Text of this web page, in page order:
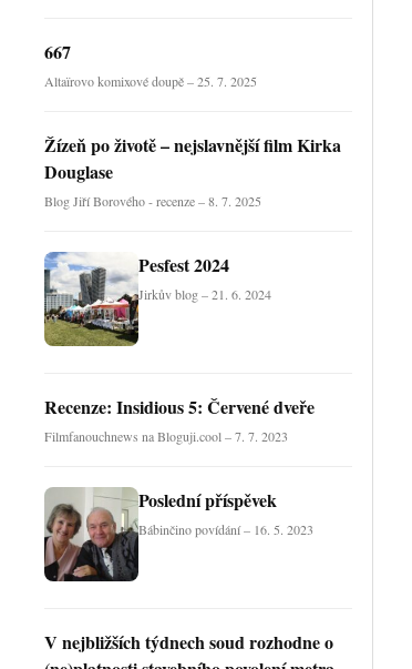
667
Altaïrovo komixové doupě – 25. 7. 2025
Žízeň po životě – nejslavnější film Kirka
Douglase
Blog Jiří Borového - recenze – 8. 7. 2025
Pesfest 2024
Jirkův blog – 21. 6. 2024
Recenze: Insidious 5: Červené dveře
Filmfanouchnews na Bloguji.cool – 7. 7. 2023
Poslední příspěvek
Bábinčino povídání – 16. 5. 2023
V nejbližších týdnech soud rozhodne o